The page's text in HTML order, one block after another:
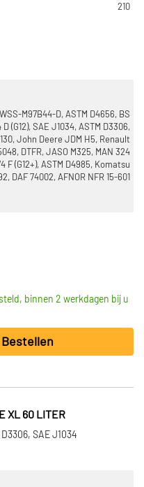
210
M97B44-D, ASTM D4656, BS
(G12), SAE J1034, ASTM D3306,
John Deere JDM H5, Renault
DTFR, JASO M325, MAN 324
F (G12+), ASTM D4985, Komatsu
DAF 74002, AFNOR NFR 15-601
binnen 2 werkdagen bij u
Bestellen
XL 60 LITER
SAE J1034